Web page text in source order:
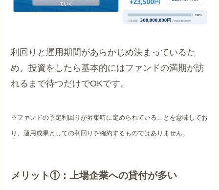
利回りと運用期間があらかじめ決まっているた
め、投資をしたら基本的にはファンドの満期が訪
れるまで待つだけでOKです。
※ファンドの予定利回りが募集時に定められていることを意味してお
り、運用成果としての利回りを確約するものではありません。
メリット①：上場企業への貸付が多い